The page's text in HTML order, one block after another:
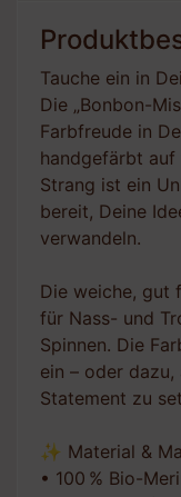
Tauche ein in
Die „Bonbon-
Farbfreude in
handgefärbt
Strang ist ein
bereit, Deine
verwandeln.
Die weiche, gut
für Nass- und
Spinnen. Die
ein – oder
Statement zu
✨ Material &
• 100 % Bio-